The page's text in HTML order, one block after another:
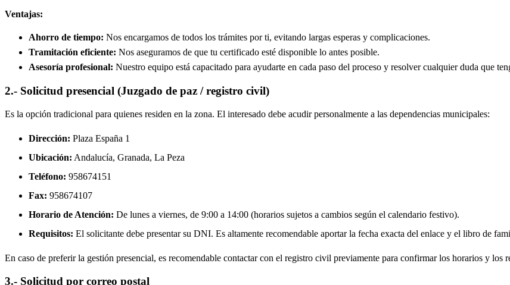
Ventajas:
Ahorro de tiempo: Nos encargamos de todos los trámites por ti, evitando largas esperas y complicaciones.
Tramitación eficiente: Nos aseguramos de que tu certificado esté disponible lo antes posible.
Asesoría profesional: Nuestro equipo está capacitado para ayudarte en cada paso del proceso y resolver cualquier duda que
2.- Solicitud presencial (Juzgado de paz / registro civil)
Es la opción tradicional para quienes residen en la zona. El interesado debe acudir personalmente a las dependencias municipales:
Dirección: Plaza España 1
Ubicación: Andalucía, Granada, La Peza
Teléfono: 958674151
Fax: 958674107
Horario de Atención: De lunes a viernes, de 9:00 a 14:00 (horarios sujetos a cambios según el calendario festivo).
Requisitos: El solicitante debe presentar su DNI. Es altamente recomendable aportar la fecha exacta del enlace y el libro de
En caso de preferir la gestión presencial, es recomendable contactar con el registro civil previamente para confirmar los horarios y
3.- Solicitud por correo postal